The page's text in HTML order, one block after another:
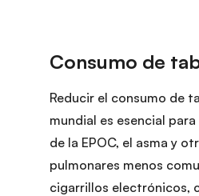
Reducir el consumo de
mundial es esencial
de la EPOC, el asma y
pulmonares menos
cigarrillos electrónicos,